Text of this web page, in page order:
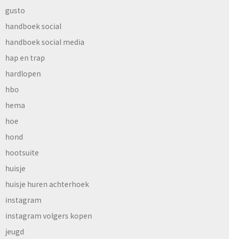
gusto
handboek social
handboek social media
hap en trap
hardlopen
hbo
hema
hoe
hond
hootsuite
huisje
huisje huren achterhoek
instagram
instagram volgers kopen
jeugd